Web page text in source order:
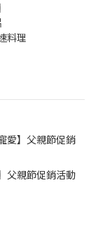
料理
愛】父親節促銷
父親節促銷活動